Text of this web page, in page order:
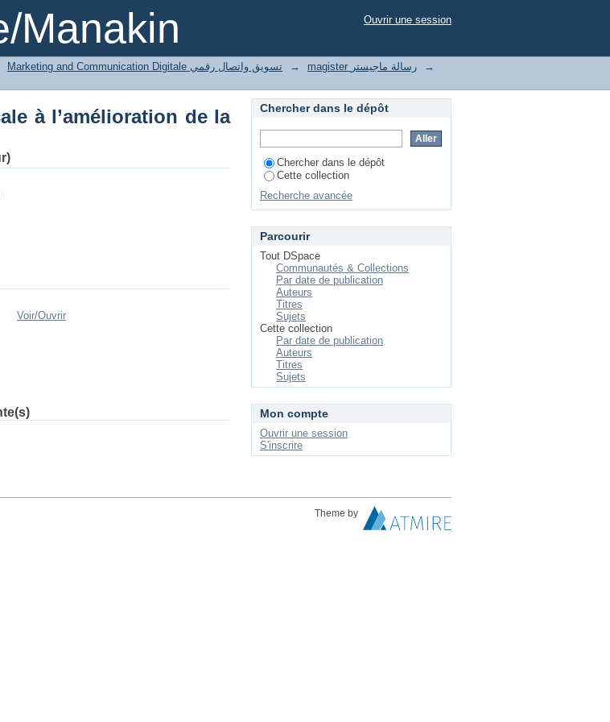
Manakin
à l’amélioration de la communication
Ouvrir une session
Marketing and Communication Digitale تسويق واتصال رقمي → magister رسالة ماجيستر
→
à l’amélioration de la
Voir/Ouvrir
Chercher dans le dépôt
Chercher dans le dépôt
Cette collection
Recherche avancée
Parcourir
Tout DSpace
Communautés & Collections
Par date de publication
Auteurs
Titres
Sujets
Cette collection
Par date de publication
Auteurs
Titres
Sujets
Mon compte
Ouvrir une session
S'inscrire
Theme by